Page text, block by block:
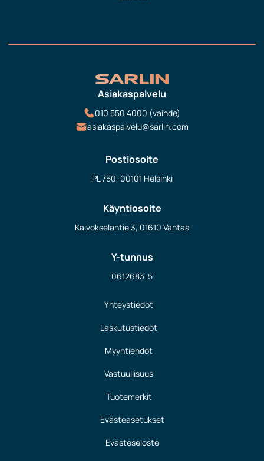
Asiakaspalvelu
010 550 4000 (vaihde)
asiakaspalvelu@sarlin.com
Postiosoite
PL 750, 00101 Helsinki
Käyntiosoite
Kaivokselantie 3, 01610 Vantaa
Y-tunnus
0612683-5
Yhteystiedot
Laskutustiedot
Myyntiehdot
Vastuullisuus
Tuotemerkit
Evästeasetukset
Evästeseloste